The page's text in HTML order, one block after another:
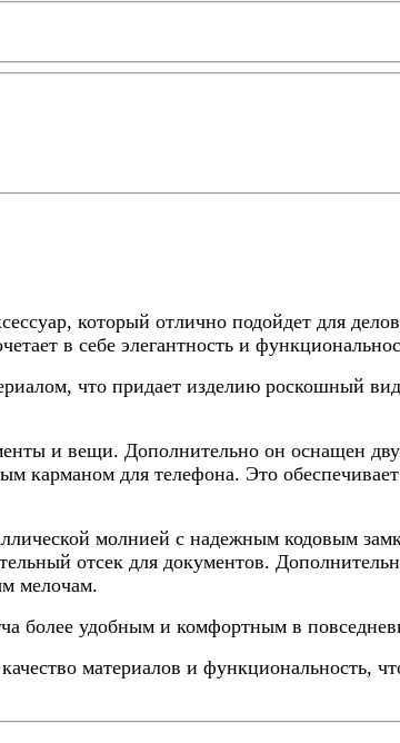
который отлично подойдет для
в себе элегантность и
что придает изделию роскошный вид
и вещи. Дополнительно он оснащен
карманом для телефона. Это
молнией с надежным кодовым
отсек для документов.
мелочам.
более удобным и комфортным в
материалов и функциональность,